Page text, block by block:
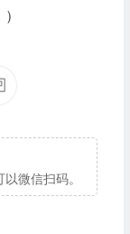
微信扫码。